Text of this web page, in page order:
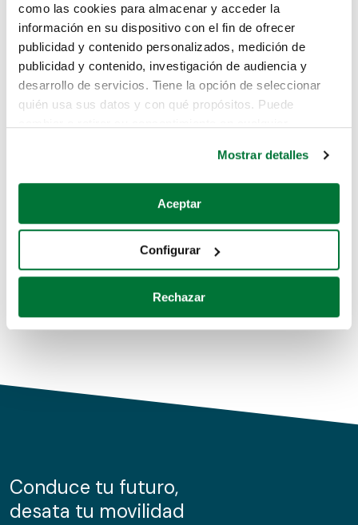
como las cookies para almacenar y acceder la
información en su dispositivo con el fin de ofrecer
publicidad y contenido personalizados, medición de
publicidad y contenido, investigación de audiencia y
desarrollo de servicios. Tiene la opción de seleccionar
quién usa sus datos y con qué propósitos. Puede
Si lo permite, también quisiéramos:
Recopilar información sobre su ubicación geográfica
Identificar su dispositivo analizándolo activamente
para buscar características específicas (huellas
Obtenga más información sobre cómo se procesan sus
de cookies.
información sobre el uso que haga del sitio web con
nuestros partners de redes sociales, publicidad y análisis
Mostrar detalles
Aceptar
Configurar
Rechazar
Lo sentimos, no sabemos como
te hemos traido hasta aquí.
Pero puedes encontrar el coche que estás
buscando en alguno de estos enlaces:
Coches de segunda mano
Coches de km0
Conduce tu futuro,
desata tu movilidad